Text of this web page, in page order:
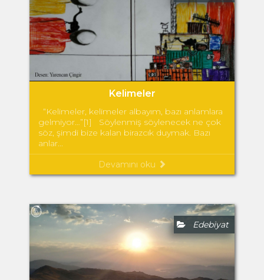
Kelimeler
“Kelimeler, kelimeler albayım, bazı anlamlara
gelmiyor…”[1] Söylenmiş söylenecek ne çok
söz, şimdi bize kalan birazcık duymak. Bazı
anlar...
Devamını oku
Edebiyat